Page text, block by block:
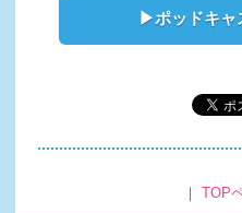
▶ポッドキャ
｜ TOP